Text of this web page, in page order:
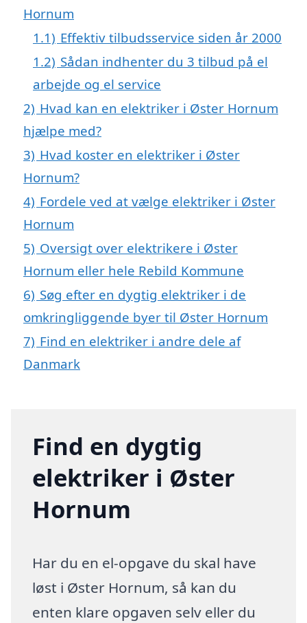
Hornum
1.1) Effektiv tilbudsservice siden år 2000
1.2) Sådan indhenter du 3 tilbud på el
arbejde og el service
2) Hvad kan en elektriker i Øster Hornum
hjælpe med?
3) Hvad koster en elektriker i Øster
Hornum?
4) Fordele ved at vælge elektriker i Øster
Hornum
5) Oversigt over elektrikere i Øster
Hornum eller hele Rebild Kommune
6) Søg efter en dygtig elektriker i de
omkringliggende byer til Øster Hornum
7) Find en elektriker i andre dele af
Danmark
Find en dygtig
elektriker i Øster
Hornum
Har du en el-opgave du skal have
løst i Øster Hornum, så kan du
enten klare opgaven selv eller du